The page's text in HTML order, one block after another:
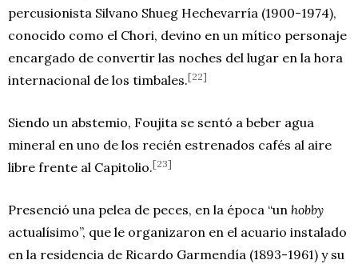
percusionista Silvano Shueg Hechevarría (1900-1974),
conocido como el Chori, devino en un mítico personaje
encargado de convertir las noches del lugar en la hora
internacional de los timbales.[22]
Siendo un abstemio, Foujita se sentó a beber agua
mineral en uno de los recién estrenados cafés al aire
libre frente al Capitolio.[23]
Presenció una pelea de peces, en la época “un hobby
actualísimo”, que le organizaron en el acuario instalado
en la residencia de Ricardo Garmendía (1893-1961) y su